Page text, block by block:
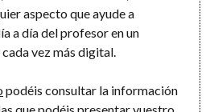
aspecto que ayude a
a día del profesor en un
vez más digital.
podéis consultar la información